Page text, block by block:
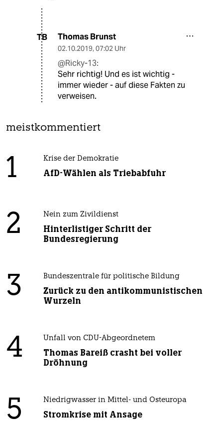
TB Thomas Brunst
02.10.2019, 07:02 Uhr
@Ricky-13:
Sehr richtig! Und es ist wichtig -
immer wieder - auf diese Fakten zu
verweisen.
meistkommentiert
1 Krise der Demokratie
AfD-Wählen als Triebabfuhr
2 Nein zum Zivildienst
Hinterlistiger Schritt der
Bundesregierung
3 Bundeszentrale für politische Bildung
Zurück zu den antikommunistischen
Wurzeln
4 Unfall von CDU-Abgeordnetem
Thomas Bareiß crasht bei voller
Dröhnung
5 Niedrigwasser in Mittel- und Osteuropa
Stromkrise mit Ansage